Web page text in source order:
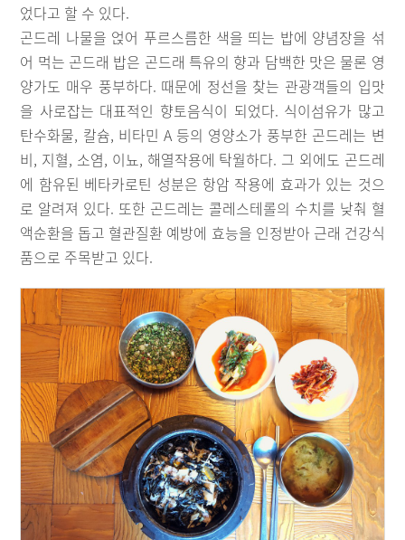
었다고 할 수 있다.
곤드레 나물을 얹어 푸르스름한 색을 띄는 밥에 양념장을 섞
어 먹는 곤드래 밥은 곤드래 특유의 향과 담백한 맛은 물론 영
양가도 매우 풍부하다. 때문에 정선을 찾는 관광객들의 입맛
을 사로잡는 대표적인 향토음식이 되었다. 식이섬유가 많고
탄수화물, 칼슘, 비타민 A 등의 영양소가 풍부한 곤드레는 변
비, 지혈, 소염, 이뇨, 해열작용에 탁월하다. 그 외에도 곤드레
에 함유된 베타카로틴 성분은 항암 작용에 효과가 있는 것으
로 알려져 있다. 또한 곤드레는 콜레스테롤의 수치를 낮춰 혈
액순환을 돕고 혈관질환 예방에 효능을 인정받아 근래 건강식
품으로 주목받고 있다.